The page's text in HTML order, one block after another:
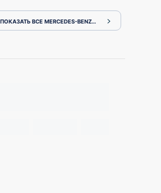
ПОКАЗАТЬ ВСЕ MERCEDES-BENZ C-CLASS 205042